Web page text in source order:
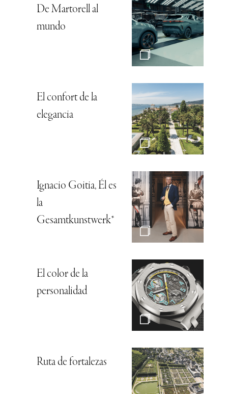
De Martorell al
mundo
El confort de la
elegancia
Ignacio Goitia, Él es
la
Gesamtkunstwerk*
El color de la
personalidad
Ruta de fortalezas